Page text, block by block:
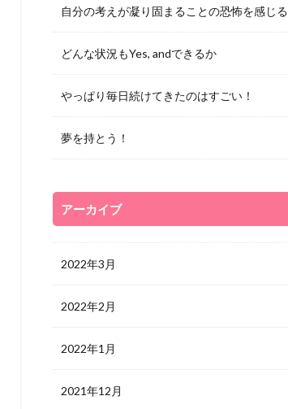
自分の考えが凝り固まることの恐怖を感じる
どんな状況もYes, andできるか
やっぱり毎日続けてきたのはすごい！
夢を持とう！
アーカイブ
2022年3月
2022年2月
2022年1月
2021年12月